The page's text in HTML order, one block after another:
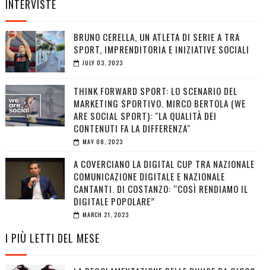
INTERVISTE
BRUNO CERELLA, UN ATLETA DI SERIE A TRA
SPORT, IMPRENDITORIA E INIZIATIVE SOCIALI
JULY 03, 2023
THINK FORWARD SPORT: LO SCENARIO DEL
MARKETING SPORTIVO. MIRCO BERTOLA (WE
ARE SOCIAL SPORT): "LA QUALITÀ DEI
CONTENUTI FA LA DIFFERENZA"
MAY 08, 2023
A COVERCIANO LA DIGITAL CUP TRA NAZIONALE
COMUNICAZIONE DIGITALE E NAZIONALE
CANTANTI. DI COSTANZO: “COSÌ RENDIAMO IL
DIGITALE POPOLARE”
MARCH 21, 2023
I PIÙ LETTI DEL MESE